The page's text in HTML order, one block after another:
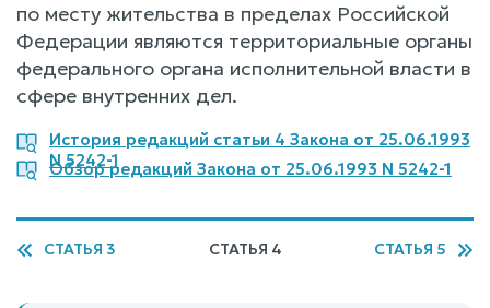
по месту жительства в пределах Российской
Федерации являются территориальные органы
федерального органа исполнительной власти в
сфере внутренних дел.
История редакций статьи 4 Закона от 25.06.1993
N 5242-1
Обзор редакций Закона от 25.06.1993 N 5242-1
СТАТЬЯ 3 СТАТЬЯ 4 СТАТЬЯ 5